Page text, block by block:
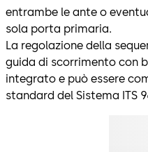
entrambe le ante o
sola porta primaria.
La regolazione della
guida di scorrimento con
integrato e può essere
standard del Sistema ITS